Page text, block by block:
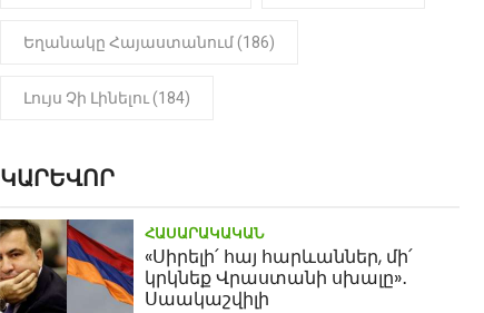
Եղանակը Հայաստանում (186)
Լույս Չի Լինելու (184)
ԿԱՐԵՎՈՐ
ՀԱՍԱՐԱԿԱԿԱՆ
«Սիրելի՛ հայ հարևաններ, մի՛
կրկնեք Վրաստանի սխալը»․
Սաակաշվիլի